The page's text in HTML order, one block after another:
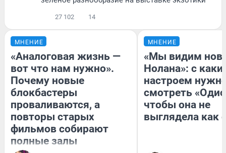
27 102 14
МНЕНИЕ
«Аналоговая жизнь —
вот что нам нужно».
Почему новые
блокбастеры
проваливаются, а
повторы старых
фильмов собирают
полные залы
МНЕНИЕ
«Мы видим
Нолана»: с
настроем
смотреть
чтобы она не
выглядела как